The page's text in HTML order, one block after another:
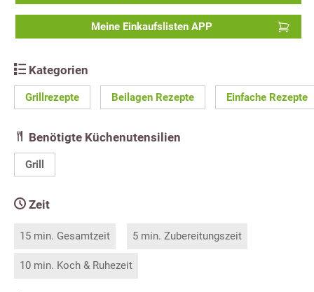
Meine Einkaufslisten APP
Kategorien
Grillrezepte Beilagen Rezepte Einfache Rezepte
Benötigte Küchenutensilien
Grill
Zeit
15 min. Gesamtzeit 5 min. Zubereitungszeit
10 min. Koch & Ruhezeit